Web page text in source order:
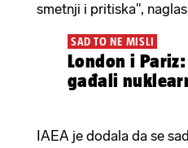
smetnji i pritiska",
SAD TO NE MISLI
London i Pariz: Rusi namjerno
gađali
IAEA je dodala da se